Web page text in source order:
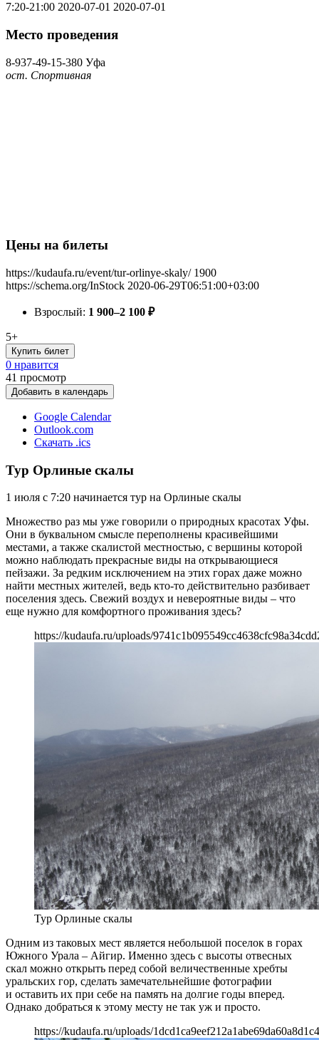
7:20-21:00 2020-07-01 2020-07-01
Место проведения
8-937-49-15-380 Уфа
ост. Спортивная
Цены на билеты
https://kudaufa.ru/event/tur-orlinye-skaly/ 1900
https://schema.org/InStock 2020-06-29T06:51:00+03:00
Взрослый: 1 900–2 100 ₽
5+
Купить билет
0 нравится
41 просмотр
Добавить в календарь
Google Calendar
Outlook.com
Скачать .ics
Тур Орлиные скалы
1 июля с 7:20 начинается тур на Орлиные скалы
Множество раз мы уже говорили о природных красотах Уфы.
Они в буквальном смысле переполнены красивейшими
местами, а также скалистой местностью, с вершины которой
можно наблюдать прекрасные виды на открывающиеся
пейзажи. За редким исключением на этих горах даже можно
найти местных жителей, ведь кто-то действительно разбивает
поселения здесь. Свежий воздух и невероятные виды – что
еще нужно для комфортного проживания здесь?
https://kudaufa.ru/uploads/
Тур Орлиные скалы
Одним из таковых мест является небольшой поселок в горах
Южного Урала – Айгир. Именно здесь с высоты отвесных
скал можно открыть перед собой величественные хребты
уральских гор, сделать замечательнейшие фотографии
и оставить их при себе на память на долгие годы вперед.
Однако добраться к этому месту не так уж и просто.
https://kudaufa.ru/uploads/